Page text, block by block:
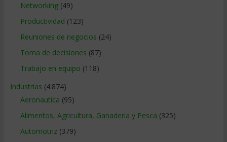
Networking(49)
Productividad (123)
Reuniones de negocios (24)
Toma de decisiones (87)
Trabajo en equipo (118)
Industrias (4.874)
Aeronautica (95)
Alimentos, Agricultura, Ganaderia y Pesca (325)
Automotriz(379)